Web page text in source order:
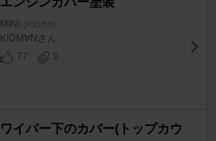
MINI [F55/56]
KIDM∀Nさん
77
0
ワイパー下のカバー(トップカウ